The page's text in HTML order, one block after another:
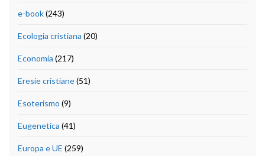
e-book(243)
Ecologia cristiana (20)
Economia (217)
Eresie cristiane(51)
Esoterismo (9)
Eugenetica (41)
Europa e UE (259)